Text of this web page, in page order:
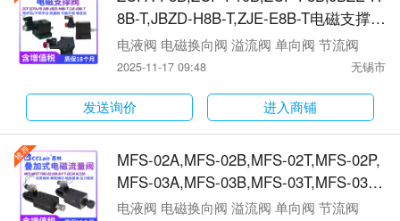
8B-T,JBZD-H8B-T,ZJE-E8B-T电磁支撑
阀
电液阀 电磁换向阀 溢流阀 单向阀 节流阀
2025-11-17 09:48 无锡市
发送询价 进入商铺
MFS-02A,MFS-02B,MFS-02T,MFS-02P,
MFS-03A,MFS-03B,MFS-03T,MFS-03P,
MFS-04T电磁流量阀
电液阀 电磁换向阀 溢流阀 单向阀 节流阀